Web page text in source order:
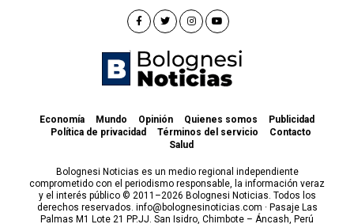
Economía Mundo Opinión Quienes somos
Publicidad
Política de privacidad
Términos del servicio
Contacto
Salud
Bolognesi Noticias es un medio regional independiente
comprometido con el periodismo responsable, la información veraz
y el interés público © 2011–2026 Bolognesi Noticias. Todos los
derechos reservados. info@bolognesinoticias.com · Pasaje Las
Palmas M1 Lote 21 PP.JJ. San Isidro, Chimbote – Áncash, Perú